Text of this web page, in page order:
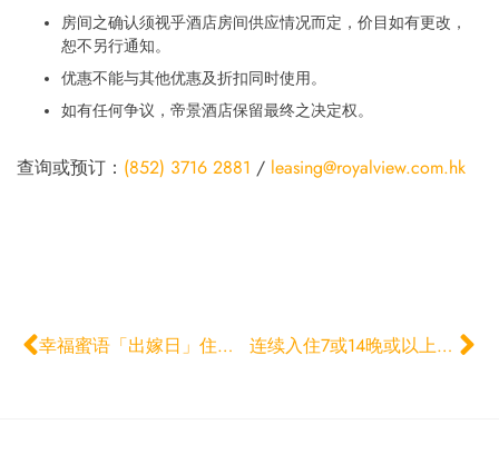
房间之确认须视乎酒店房间供应情况而定，价目如有更改，
恕不另行通知。
优惠不能与其他优惠及折扣同时使用。
如有任何争议，帝景酒店保留最终之决定权。
查询或预订： (852) 3716 2881 / leasing@royalview.com.hk
幸福蜜语「出嫁日」住宿计划 连续入住7或14晚或以上长期住宿计划